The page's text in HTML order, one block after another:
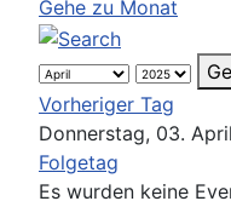
Gehe zu Monat
Vorheriger Tag
Donnerstag, 03.
Folgetag
Es wurden keine